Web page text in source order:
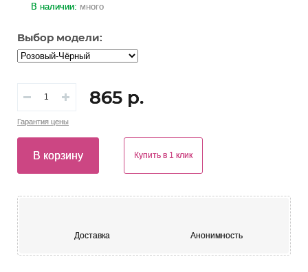
В наличии: много
Выбор модели:
Гарантия цены
865 р.
В корзину Купить в 1 клик
Доставка Анонимность